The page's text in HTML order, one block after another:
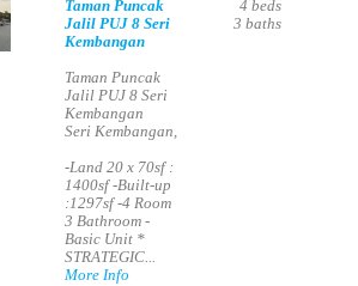
Taman Puncak
Jalil PUJ 8 Seri
Kembangan
Taman Puncak
Jalil PUJ 8 Seri
Kembangan
Seri Kembangan,
-Land 20 x 70sf :
1400sf -Built-up
:1297sf -4 Room
3 Bathroom -
Basic Unit *
STRATEGIC...
More Info
4 beds
3 baths